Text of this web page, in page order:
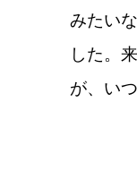
みたい
した。
が、い